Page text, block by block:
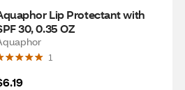
Lip Protectant with
30, 0.35 OZ
1